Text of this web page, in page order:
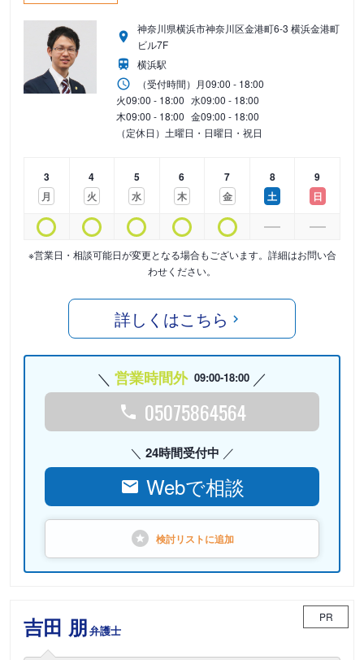
神奈川県横浜市神奈川区金港町6-3 横浜金港町
ビル7F
横浜駅
（受付時間） 月09:00 - 18:00
火09:00 - 18:00 水09:00 - 18:00
木09:00 - 18:00 金09:00 - 18:00
（定休日）土曜日・日曜日・祝日
3
月
4
火
5
水
6
木
7
金
8
土
9
日
※営業日・相談可能日が変更となる場合もございます。詳細はお問い合
わせください。
詳しくはこちら
営業時間外 09:00-18:00
05075864564
24時間受付中
Webで相談
検討リストに追加
吉田 朋弁護士
PR